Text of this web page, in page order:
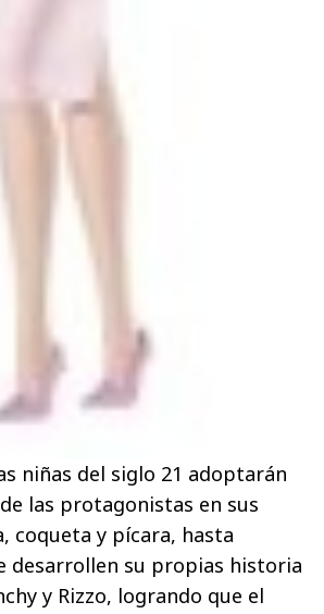
niñas del siglo 21 adoptarán
las protagonistas en sus
coqueta y pícara, hasta
desarrollen su propias historia
y Rizzo, logrando que el